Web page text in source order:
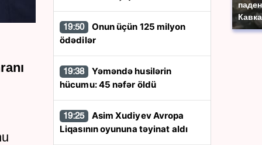
19:50
ödədilər
19:38
hücumu: 45 nəfər öldü
19:25
Liqasının oyununa təyinat aldı